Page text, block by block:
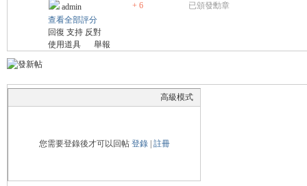
admin
+ 6
已頒發勳章
查看全部評分
回復 支持 反對
使用道具
舉報
高級模式
您需要登錄後才可以回帖 登錄| 註冊